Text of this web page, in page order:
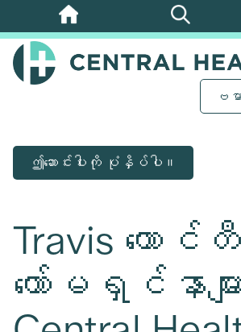
အဓိက
အကြောင်းအရာ
သို့
ဗမ
ဤဆောင်းပါးကို ပုံနှိပ်ပါ။
Travis ကောင်တီ
ကော်မရှင်နာမ